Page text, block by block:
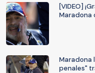
[VIDEO]
Maradona
Maradona
penales"